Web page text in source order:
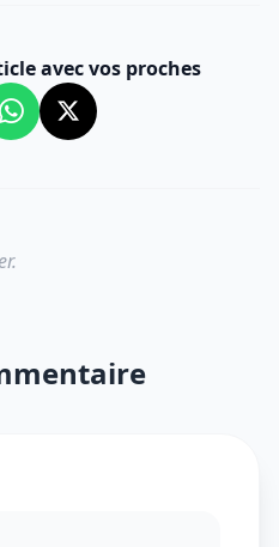
avec vos proches